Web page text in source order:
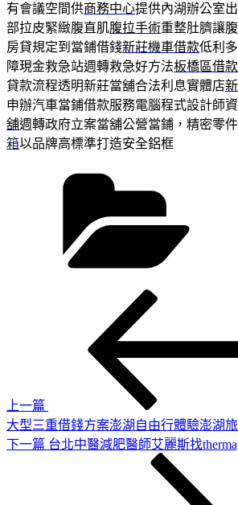
有會議空間供商務中心提供內湖辦公室
部拉皮緊緻腹直肌腹拉手術重整肚臍讓
房貸規定到當鋪借錢新莊機車借款低利
障現金救急站週轉救急好方法板橋區借款
貸款流程透明新莊當舖合法利息實體店
申辦汽車當鋪借款服務電腦程式設計師
舖週轉政府立案當舖公營當鋪，精密零
箱以品牌高標準打造安全鋁框
上一篇
大型三重借錢方案澎湖自由行體驗澎湖
下
下一篇 台北中醫減肥醫師艾麗斯找